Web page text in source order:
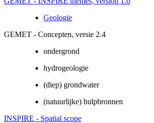
Geologie
GEMET - Concepten, versie 2.4
ondergrond
hydrogeologie
(diep) grondwater
(natuurlijke) hulpbronnen
INSPIRE - Spatial scope